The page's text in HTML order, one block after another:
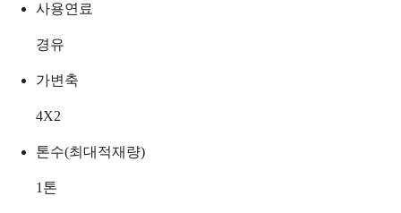
사용연료
경유
가변축
4X2
톤수(최대적재량)
1 톤